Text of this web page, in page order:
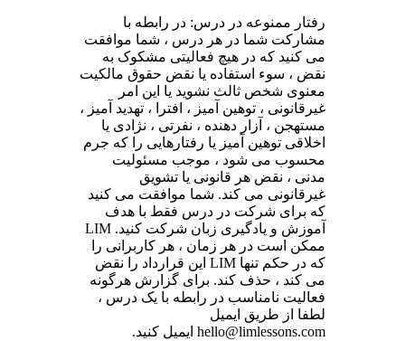
رفتار ممنوعه در درس: در رابطه با
مشارکت شما در هر درس ، شما موافقت
می کنید که در هیچ فعالیتی مشکوک به
نقض ، سوء استفاده یا نقض حقوق مالکیت
معنوی شخص ثالث نشوید یا این امر
غیرقانونی ، توهین آمیز ، افترا ، تهدید آمیز ،
مستهجن ، آزار دهنده ، نفرتی ، نژادی یا
اخلاقی توهین آمیز یا رفتارهایی را که جرم
محسوب می شود ، موجب مسئولیت
مدنی ، نقض هر قانونی یا تشویق
غیرقانونی می کند. شما موافقت می کنید
که برای شرکت در درس فقط با هدف
آموزش و یادگیری زبان شرکت کنید. LIM
ممکن است در هر زمان ، هر کاربرانی را
که در حکم تنها LIM این قرارداد را نقض
می کند ، حذف کند. برای گزارش هرگونه
فعالیت نامناسب در رابطه با یک درس ،
لطفا از طریق ایمیل
hello@limlessons.com ایمیل کنید.